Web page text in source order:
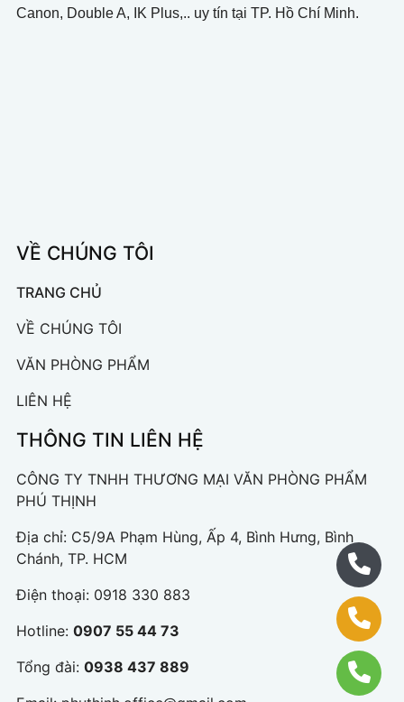
Canon, Double A, IK Plus,.. uy tín tại TP. Hồ Chí Minh.
VỀ CHÚNG TÔI
TRANG CHỦ
VỀ CHÚNG TÔI
VĂN PHÒNG PHẨM
LIÊN HỆ
THÔNG TIN LIÊN HỆ
CÔNG TY TNHH THƯƠNG MẠI VĂN PHÒNG PHẨM
PHÚ THỊNH
Địa chỉ: C5/9A Phạm Hùng, Ấp 4, Bình Hưng, Bình
Chánh, TP. HCM
Điện thoại: 0918 330 883
Hotline: 0907 55 44 73
Tổng đài: 0938 437 889